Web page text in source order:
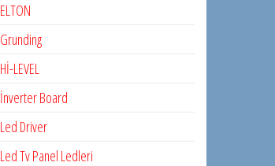
ELTON
Grunding
Hİ-LEVEL
İnverter Board
Led Driver
Led Tv Panel Ledleri